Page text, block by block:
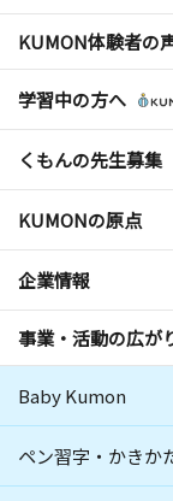
KUMON体験者の
学習中の方へ
くもんの先生募集
KUMONの原点
企業情報
事業・活動の広が
Baby Kumon
ペン習字・かきか